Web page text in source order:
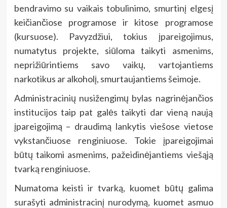
bendravimo su vaikais tobulinimo, smurtinį elgesį
keičiančiose programose ir kitose programose
(kursuose). Pavyzdžiui, tokius įpareigojimus,
numatytus projekte, siūloma taikyti asmenims,
neprižiūrintiems savo vaikų, vartojantiems
narkotikus ar alkoholį, smurtaujantiems šeimoje.
Administracinių nusižengimų bylas nagrinėjančios
institucijos taip pat galės taikyti dar vieną naują
įpareigojimą – draudimą lankytis viešose vietose
vykstančiuose renginiuose. Tokie įpareigojimai
būtų taikomi asmenims, pažeidinėjantiems viešąją
tvarką renginiuose.
Numatoma keisti ir tvarką, kuomet būtų galima
surašyti administracinį nurodymą, kuomet asmuo